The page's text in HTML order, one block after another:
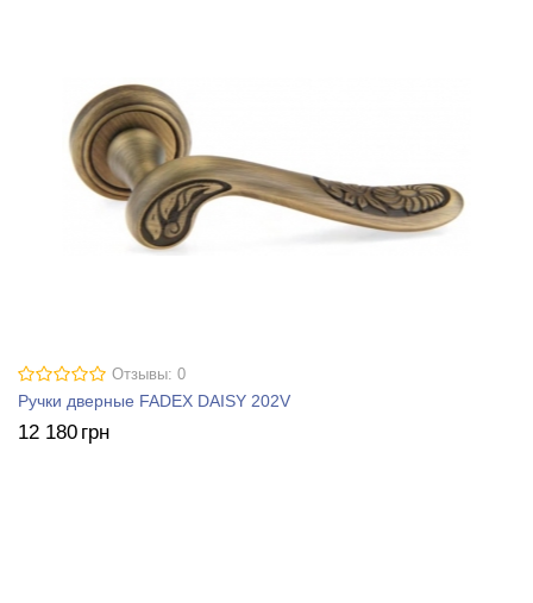
Отзывы: 0
Ручки дверные FADEX DAISY 202V
12 180 грн